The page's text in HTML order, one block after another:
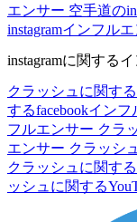
エンサー 空手道の
instagramインフル
instagramに関する
クラッシュに関す
するfacebookイン
フルエンサー クラ
エンサー クラッシ
クラッシュに関す
ッシュに関する